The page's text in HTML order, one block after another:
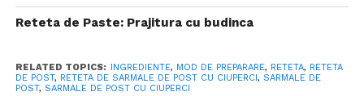
Reteta de Paste: Prajitura cu budinca
RELATED TOPICS: INGREDIENTE, MOD DE PREPARARE, RETETA, RETETA
DE POST, RETETA DE SARMALE DE POST CU CIUPERCI, SARMALE DE
POST, SARMALE DE POST CU CIUPERCI